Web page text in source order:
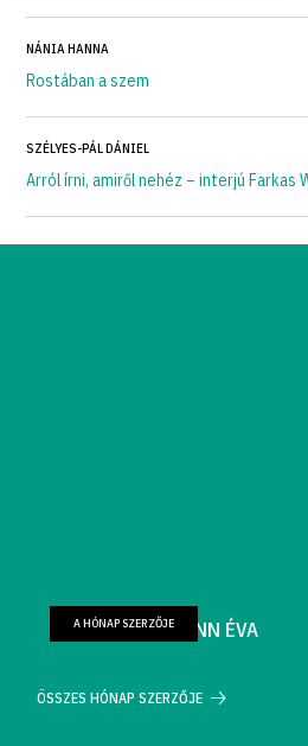
NÁNIA HANNA
Rostában a szem
SZÉLYES-PÁL DÁNIEL
Arról írni, amiről nehéz – interjú Farkas
FARKAS WELLMANN ÉVA
A HÓNAP SZERZŐJE
ÖSSZES HÓNAP SZERZŐJE